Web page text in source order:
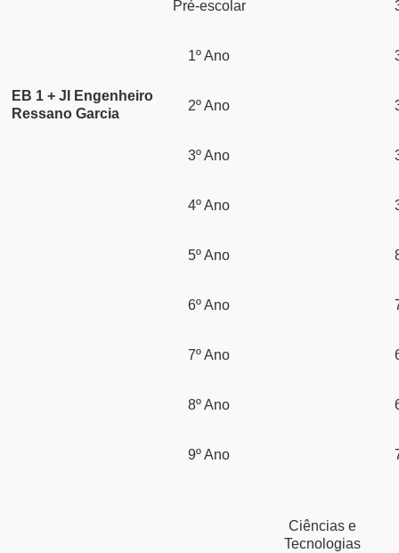
EB 1 + JI Engenheiro
Ressano Garcia
Pré-escolar
1º Ano
2º Ano
3º Ano
4º Ano
5º Ano
6º Ano
7º Ano
8º Ano
9º Ano
Ciências e
Tecnologias